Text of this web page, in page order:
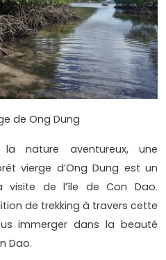
de Ong Dung
nature aventureux, une
vierge d’Ong Dung est un
visite de l’île de Con Dao.
de trekking à travers cette
immerger dans la beauté
Dao.